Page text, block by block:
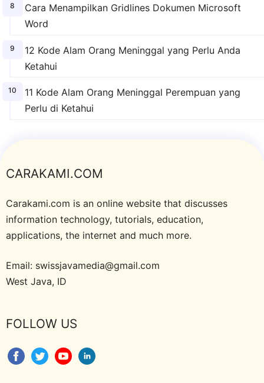
Cara Menampilkan Gridlines Dokumen Microsoft
Word
12 Kode Alam Orang Meninggal yang Perlu Anda
Ketahui
11 Kode Alam Orang Meninggal Perempuan yang
Perlu di Ketahui
CARAKAMI.COM
Carakami.com is an online website that discusses
information technology, tutorials, education,
applications, the internet and much more.
Email: swissjavamedia@gmail.com
West Java, ID
FOLLOW US